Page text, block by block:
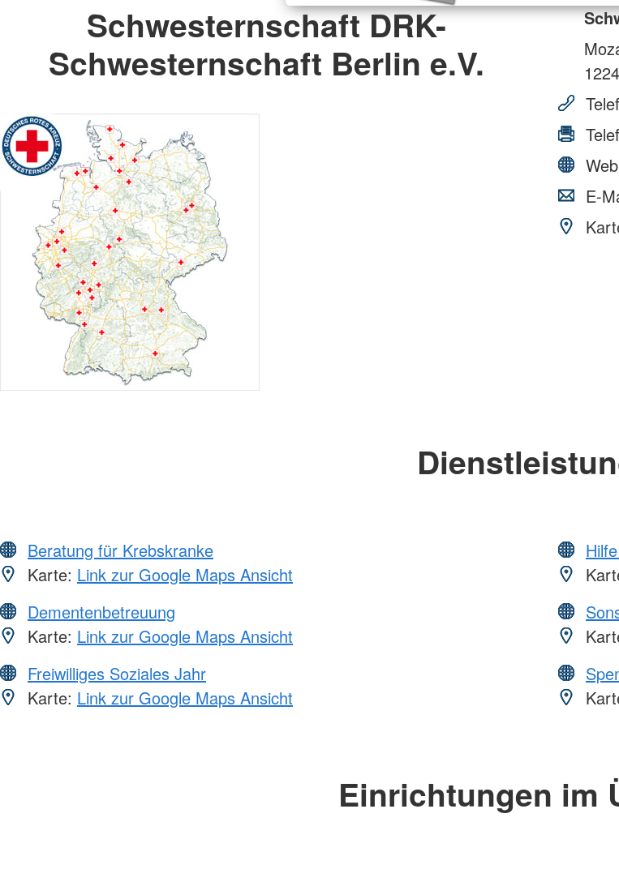
Schwesternschaft DRK-
Schwesternschaft Berlin e.V.
E-
Beratung für Krebskranke
Karte: Link zur Google Maps Ansicht
Dementenbetreuung
Karte: Link zur Google Maps Ansicht
Freiwilliges Soziales Jahr
Karte: Link zur Google Maps Ansicht
Einrichtungen im